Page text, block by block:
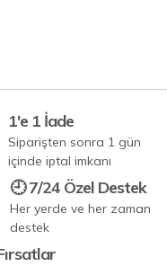
1'e 1 İade
Siparişten sonra 1 gün
içinde iptal imkanı
🕘 7/24 Özel Destek
Her yerde ve her zaman
destek